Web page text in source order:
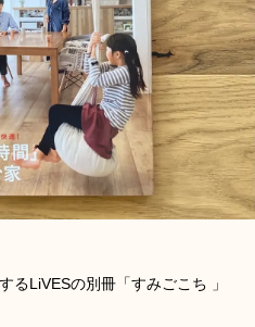
るLiVESの別冊「すみごこち 」